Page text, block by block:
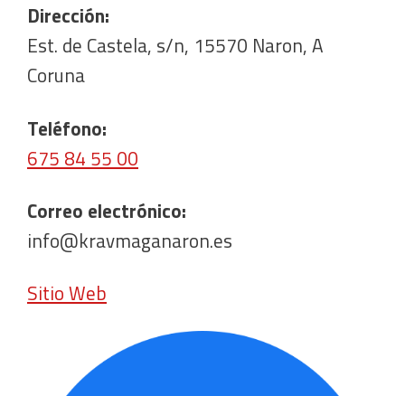
Dirección:
Est. de Castela, s/n, 15570 Naron, A
Coruna
Teléfono:
675 84 55 00
Correo electrónico:
info@kravmaganaron.es
Sitio Web